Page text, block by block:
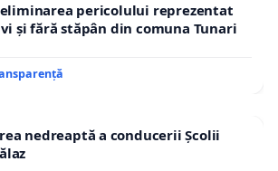
pericolului reprezentat
și fără stăpân din comuna Tunari
nedreaptă a conducerii Școlii